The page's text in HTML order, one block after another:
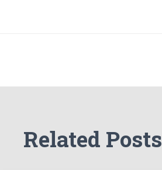
Related Posts